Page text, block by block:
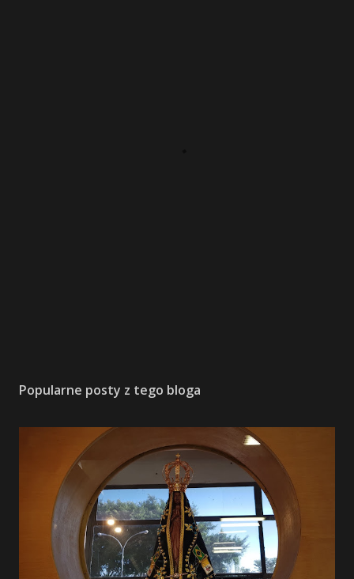
Popularne posty z tego bloga